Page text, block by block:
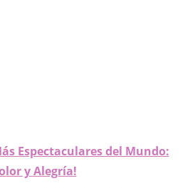
Espectaculares del Mundo:
y Alegría!